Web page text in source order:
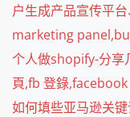
户生成产品宣传平
marketing
个人做shopify-分享
頁,fb 登錄
如何填些亚马逊关